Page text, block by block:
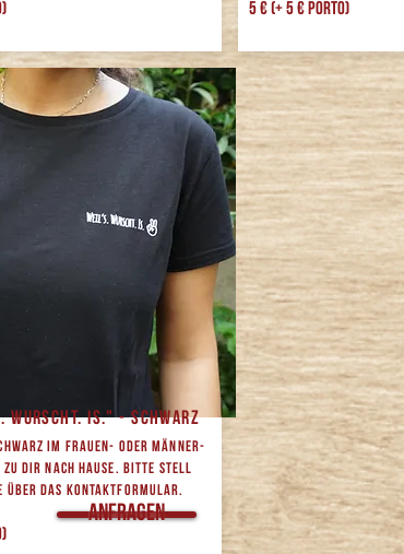
Wurscht. Is." - Schwarz
im Frauen- oder Männer-
zu dir nach Hause. Bitte stell
über das Kontaktformular.
Anfragen
5 € (+ 5 € Porto)